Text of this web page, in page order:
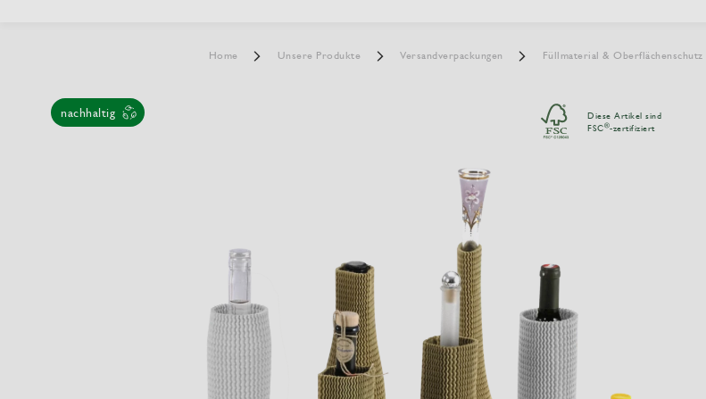
Home Unsere Produkte Versandverpackungen Füllmaterial & Oberflächenschutz
nachhaltig
Diese Artikel sind
FSC®-zertifiziert